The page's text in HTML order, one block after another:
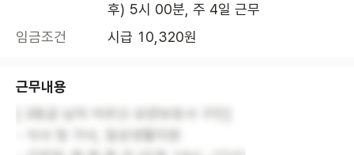
후) 5시 00분, 주 4일 근무
임금조건
시급 10,320원
근무내용